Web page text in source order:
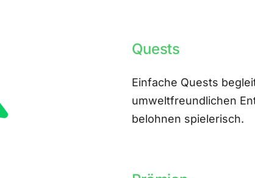
Quests
Einfache Quests
umweltfreundlichen
belohnen spielerisch.